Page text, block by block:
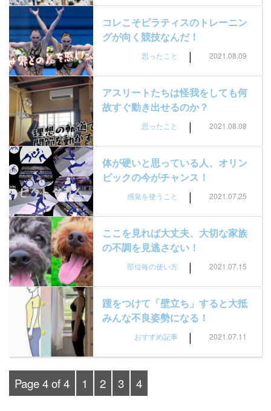
コレこそピラティスのトレーニン
グが向く競技なんだ！
思ったこと | 2021.08.09
アスリートたちは怪我をしても何
故すぐ動き出せるのか？
思ったこと | 2021.08.08
体が硬いと思っている人、オリン
ピックの今がチャンス！
感覚を使うこと | 2021.07.25
ここを見れば大丈夫、大切な家族
の不調を見逃さない！
部位毎の使い方 | 2021.07.15
踵をつけて「壁立ち」すると大抵
みんな不良姿勢になる！
おすすめ記事 | 2021.07.11
Page 4 of 4 1 2 3 4